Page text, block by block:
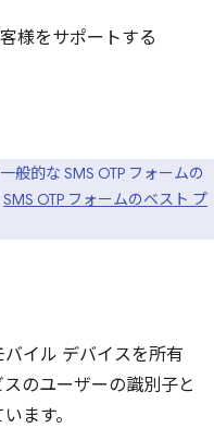
様をサポートする
般的な SMS OTP フォームの
SMS OTP フォームのベスト プ
イル デバイスを所有
のユーザーの識別子と
ます。